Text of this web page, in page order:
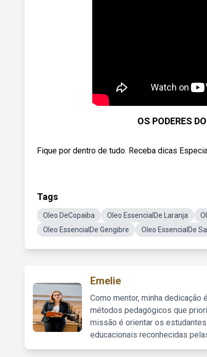
OS PODERES
Fique por dentro de tudo. Receba dicas
Tags
Oleo DeCopaiba Oleo EssencialDe Laranja
Oleo EssencialDe Gengibre
Oleo EssencialDe
Emelie
Como mentor, minha
métodos pedagógicos que
missão é orientar os
educacionais reconhecidas